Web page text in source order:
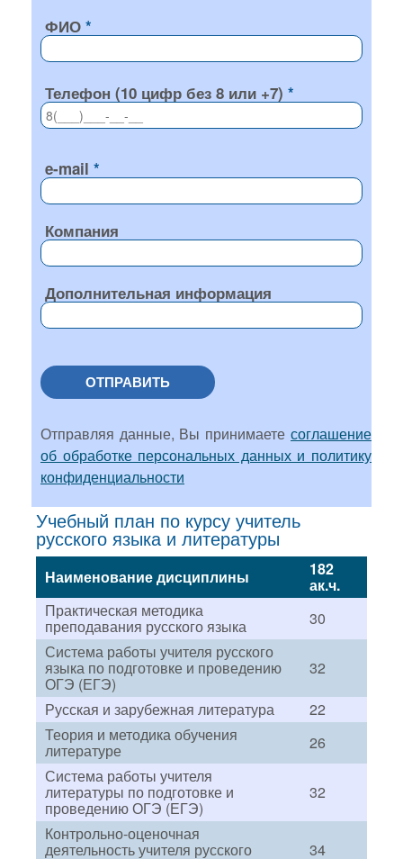
ФИО
Телефон (10 цифр без 8 или +7)
e-mail
Компания
Дополнительная информация
ОТПРАВИТЬ
Отправляя данные, Вы принимаете соглашение
об обработке персональных данных и политику
конфиденциальности
Учебный план по курсу учитель
русского языка и литературы
Наименование дисциплины 182
ак.ч.
Практическая методика
преподавания русского языка
30
Система работы учителя русского
языка по подготовке и проведению
ОГЭ (ЕГЭ)
32
Русская и зарубежная литература
22
Теория и методика обучения
литературе
26
Система работы учителя
литературы по подготовке и
проведению ОГЭ (ЕГЭ)
32
Контрольно-оценочная
деятельность учителя русского 34